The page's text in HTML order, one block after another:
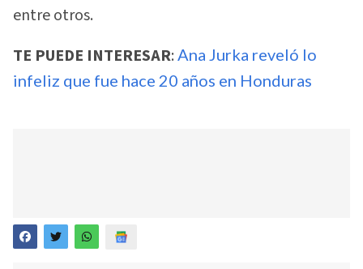
entre otros.
TE PUEDE INTERESAR: Ana Jurka reveló lo
infeliz que fue hace 20 años en Honduras